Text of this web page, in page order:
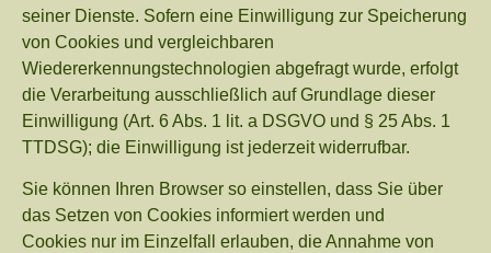
seiner Dienste. Sofern eine Einwilligung zur Speicherung
von Cookies und vergleichbaren
Wiedererkennungstechnologien abgefragt wurde, erfolgt
die Verarbeitung ausschließlich auf Grundlage dieser
Einwilligung (Art. 6 Abs. 1 lit. a DSGVO und § 25 Abs. 1
TTDSG); die Einwilligung ist jederzeit widerrufbar.
Sie können Ihren Browser so einstellen, dass Sie über
das Setzen von Cookies informiert werden und
Cookies nur im Einzelfall erlauben, die Annahme von